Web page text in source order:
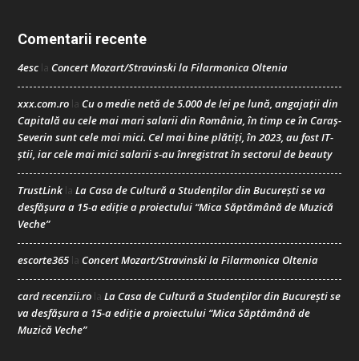
Comentarii recente
4esc la Concert Mozart/Stravinski la Filarmonica Oltenia
xxx.com.ro la Cu o medie netă de 5.000 de lei pe lună, angajații din
Capitală au cele mai mari salarii din România, în timp ce în Caraș-
Severin sunt cele mai mici. Cel mai bine plătiți, în 2023, au fost IT-
știi, iar cele mai mici salarii s-au înregistrat în sectorul de beauty
TrustLink la La Casa de Cultură a Studenților din București se va
desfășura a 15-a ediție a proiectului “Mica Săptămână de Muzică
Veche”
escorte365 la Concert Mozart/Stravinski la Filarmonica Oltenia
card recenzii.ro la La Casa de Cultură a Studenților din București se
va desfășura a 15-a ediție a proiectului “Mica Săptămână de
Muzică Veche”